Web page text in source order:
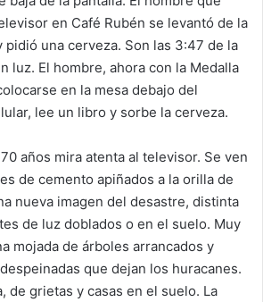
en Café Rubén se levantó de la
pidió una cerveza. Son las 3:47 de la
luz. El hombre, ahora con la Medalla
en la mesa debajo del
lee un libro y sorbe la cerveza.
años mira atenta al televisor. Se ven
de cemento apiñados a la orilla de
nueva imagen del desastre, distinta
de luz doblados o en el suelo. Muy
mojada de árboles arrancados y
que dejan los huracanes.
de grietas y casas en el suelo. La